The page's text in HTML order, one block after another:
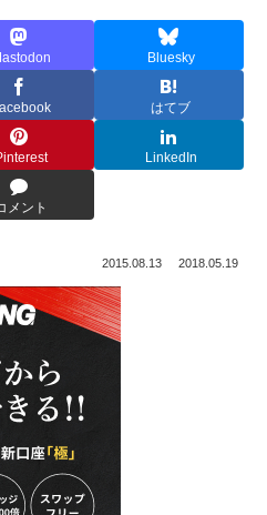
Bluesky
はてブ
LinkedIn
メント
2015.08.13 2018.05.19